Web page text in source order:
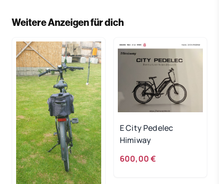
Weitere Anzeigen für dich
E City Pedelec
Himiway
600,00 €